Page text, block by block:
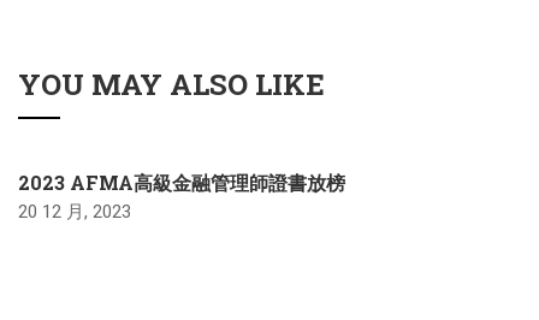
YOU MAY ALSO LIKE
2023 AFMA高級金融管理師證書放榜
20 12 月, 2023